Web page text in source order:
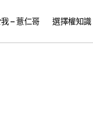
– 薏仁哥 選擇權知識